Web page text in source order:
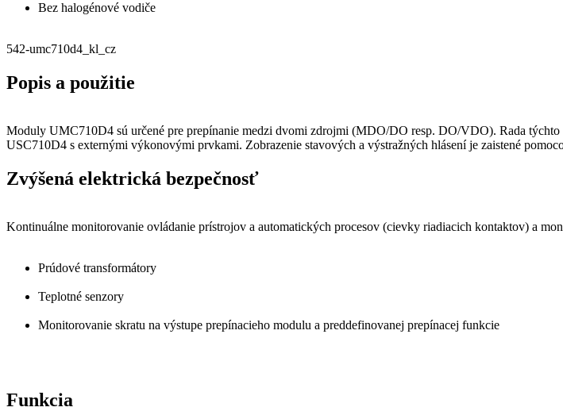
Bez halogénové vodiče
542-umc710d4_kl_cz
Popis a použitie
Moduly UMC710D4 sú určené pre prepínanie medzi dvomi zdrojmi (MDO/DO resp. DO/VDO). Rada
USC710D4 s externými výkonovými prvkami. Zobrazenie stavových a výstražných hlásení je zaistené
Zvýšená elektrická bezpečnosť
Kontinuálne monitorovanie ovládanie prístrojov a automatických procesov (cievky riadiacich kontaktov) a
Prúdové transformátory
Teplotné senzory
Monitorovanie skratu na výstupe prepínacieho modulu a preddefinovanej prepínacej funkcie
Funkcia